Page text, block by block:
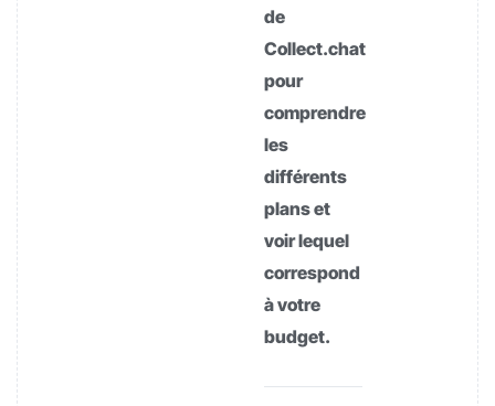
de
Collect.chat
pour
comprendre
les
différents
plans et
voir lequel
correspond
à votre
budget.